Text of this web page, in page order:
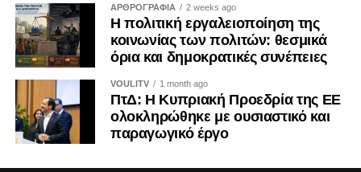
ΑΡΘΡΟΓΡΑΦΙΑ 2 weeks ago
Η πολιτική εργαλειοποίηση της
κοινωνίας των πολιτών: θεσμικά
όρια και δημοκρατικές συνέπειες
VOULITV 1 month ago
ΠτΔ: Η Κυπριακή Προεδρία της ΕΕ
ολοκληρώθηκε με ουσιαστικό και
παραγωγικό έργο